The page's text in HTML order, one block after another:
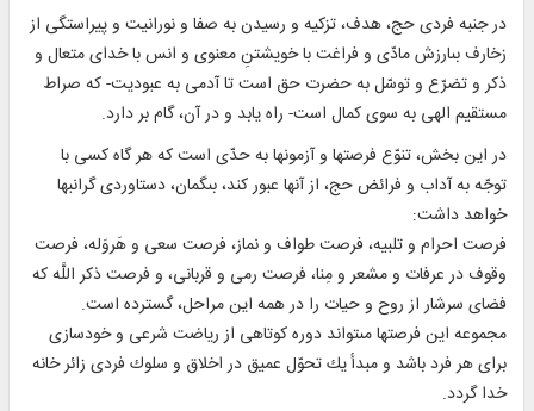
در جنبه فردى حج، هدف، تزكيه و رسيدن به صفا و نورانيت و پيراستگى از
زخارف بى‏ارزش مادّى و فراغت با خويشتنِ معنوى و انس با خداى متعال و
ذكر و تضرّع و توسّل به حضرت حق است تا آدمى به عبوديت- كه صراط
مستقيم الهى به سوى كمال است- راه يابد و در آن، گام بر دارد.
در اين بخش، تنوّع فرصت‏ها و آزمون‏ها به حدّى است كه هر گاه كسى با
توجّه به آداب و فرائض حج، از آنها عبور كند، بى‏گمان، دستاوردى گران‏بها
خواهد داشت:
فرصت احرام و تلبيه، فرصت طواف و نماز، فرصت سعى و هَروَله، فرصت
وقوف در عرفات و مشعر و مِنا، فرصت رمى و قربانى، و فرصت ذكر اللَّه كه
فضاى سرشار از روح و حيات را در همه اين مراحل، گسترده است.
مجموعه اين فرصت‏ها مى‏تواند دوره كوتاهى از رياضت شرعى و خودسازى
براى هر فرد باشد و مبدأ يك تحوّل عميق در اخلاق و سلوك فردى زائر خانه
خدا گردد.